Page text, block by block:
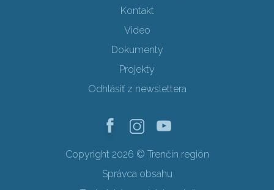
Kontakt
Video
Dokumenty
Projekty
Odhlásiť z newslettera
Copyright 2026 © Trenčín región
Správca obsahu